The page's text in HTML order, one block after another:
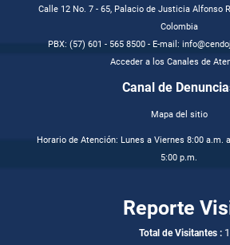
Calle 12 No. 7 - 65, Palacio de Justicia Alfonso
Colombia
PBX: (57) 601 - 565 8500 - E-mail:
Acceder a los Canales de
Canal de
Mapa del sitio
Horario de Atención: Lunes a Viernes 8:00 a.m.
5:00 p.m.
Reporte
Total de Visitantes :